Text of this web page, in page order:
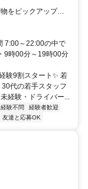
をピックアップ
7:00～22:00の中で
9時00分～19時00分
験9割スタート✨ 若
代の若手スタッフ
経験・ドライバー...
経験不問
経験者歓迎
友達と応募OK